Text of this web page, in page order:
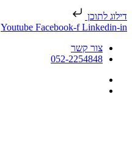
דילוג לתוכן
Youtube Facebook-f Linkedin-in
צור קשר
052-2254848